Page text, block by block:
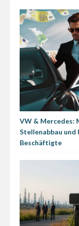
VW & Mercedes:
Stellenabbau
Beschäftigte